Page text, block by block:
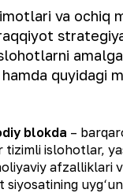
va ochiq
hamda quyidagi
blokda –
tizimli islohotlar,
afzalliklari